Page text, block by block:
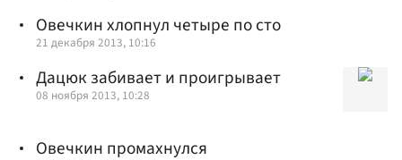
Овечкин хлопнул четыре по сто
21 декабря 2013, 10:16
Дацюк забивает и проигрывает
08 ноября 2013, 10:28
Овечкин промахнулся